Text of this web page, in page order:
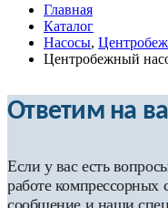
Главная
Каталог
Насосы,
Центробежный
Ответим на
Если у вас есть
работе
сообщение и наши